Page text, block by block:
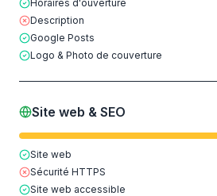
Horaires d'ouverture
Description
Google Posts
Logo & Photo de couverture
Site web & SEO
Site web
Sécurité HTTPS
Site web accessible